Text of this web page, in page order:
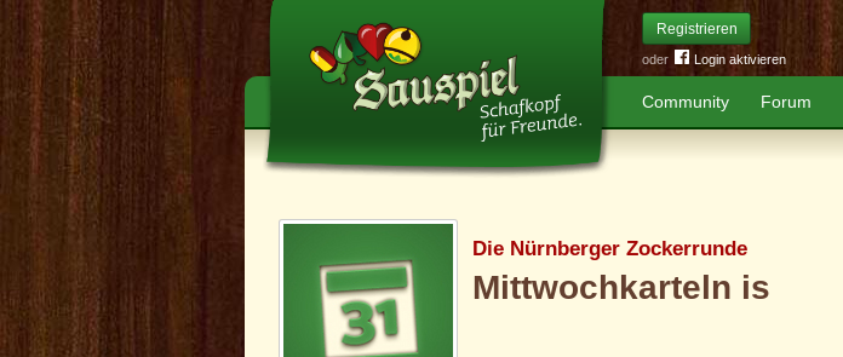
Registrieren
oder Login aktivieren
Community Forum
Die Nürnberger Zockerrunde
Mittwochkarteln is